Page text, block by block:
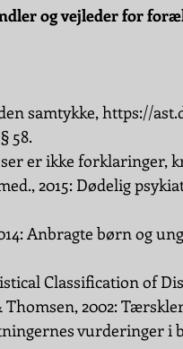
og vejleder for
samtykke, https://
58.
er ikke forklaringer,
2015: Dødelig
Anbragte børn og
Classification of
Thomsen, 2002:
vurderinger i